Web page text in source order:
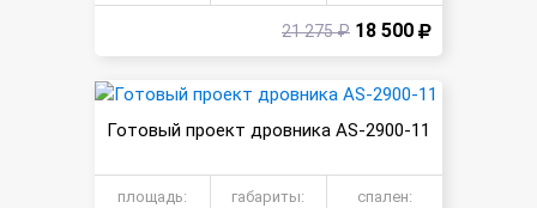
21 275 ₽ 18 500
Готовый проект дровника AS-2900-11
площадь: габариты: спален: